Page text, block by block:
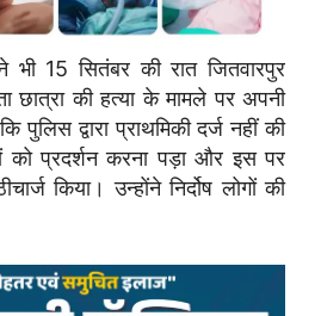
ने भी 15 सितंबर की रात जितवारपुर
छात्रा की हत्या के मामले पर अपनी
पुलिस द्वारा प्राथमिकी दर्ज नहीं की
को प्रदर्शन करना पड़ा और इस पर
किया। उन्होंने निर्दोष लोगों की